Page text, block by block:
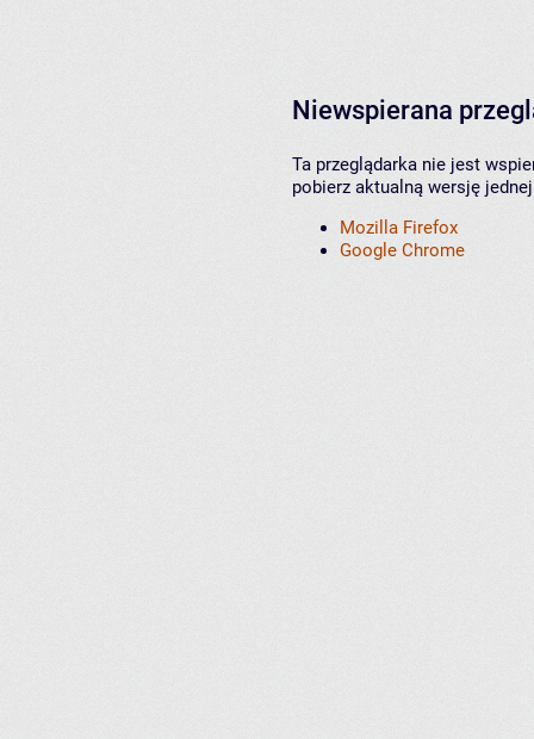
Niewspierana
Ta przeglądarka nie jest
pobierz aktualną wersję
Mozilla Firefox
Google Chrome